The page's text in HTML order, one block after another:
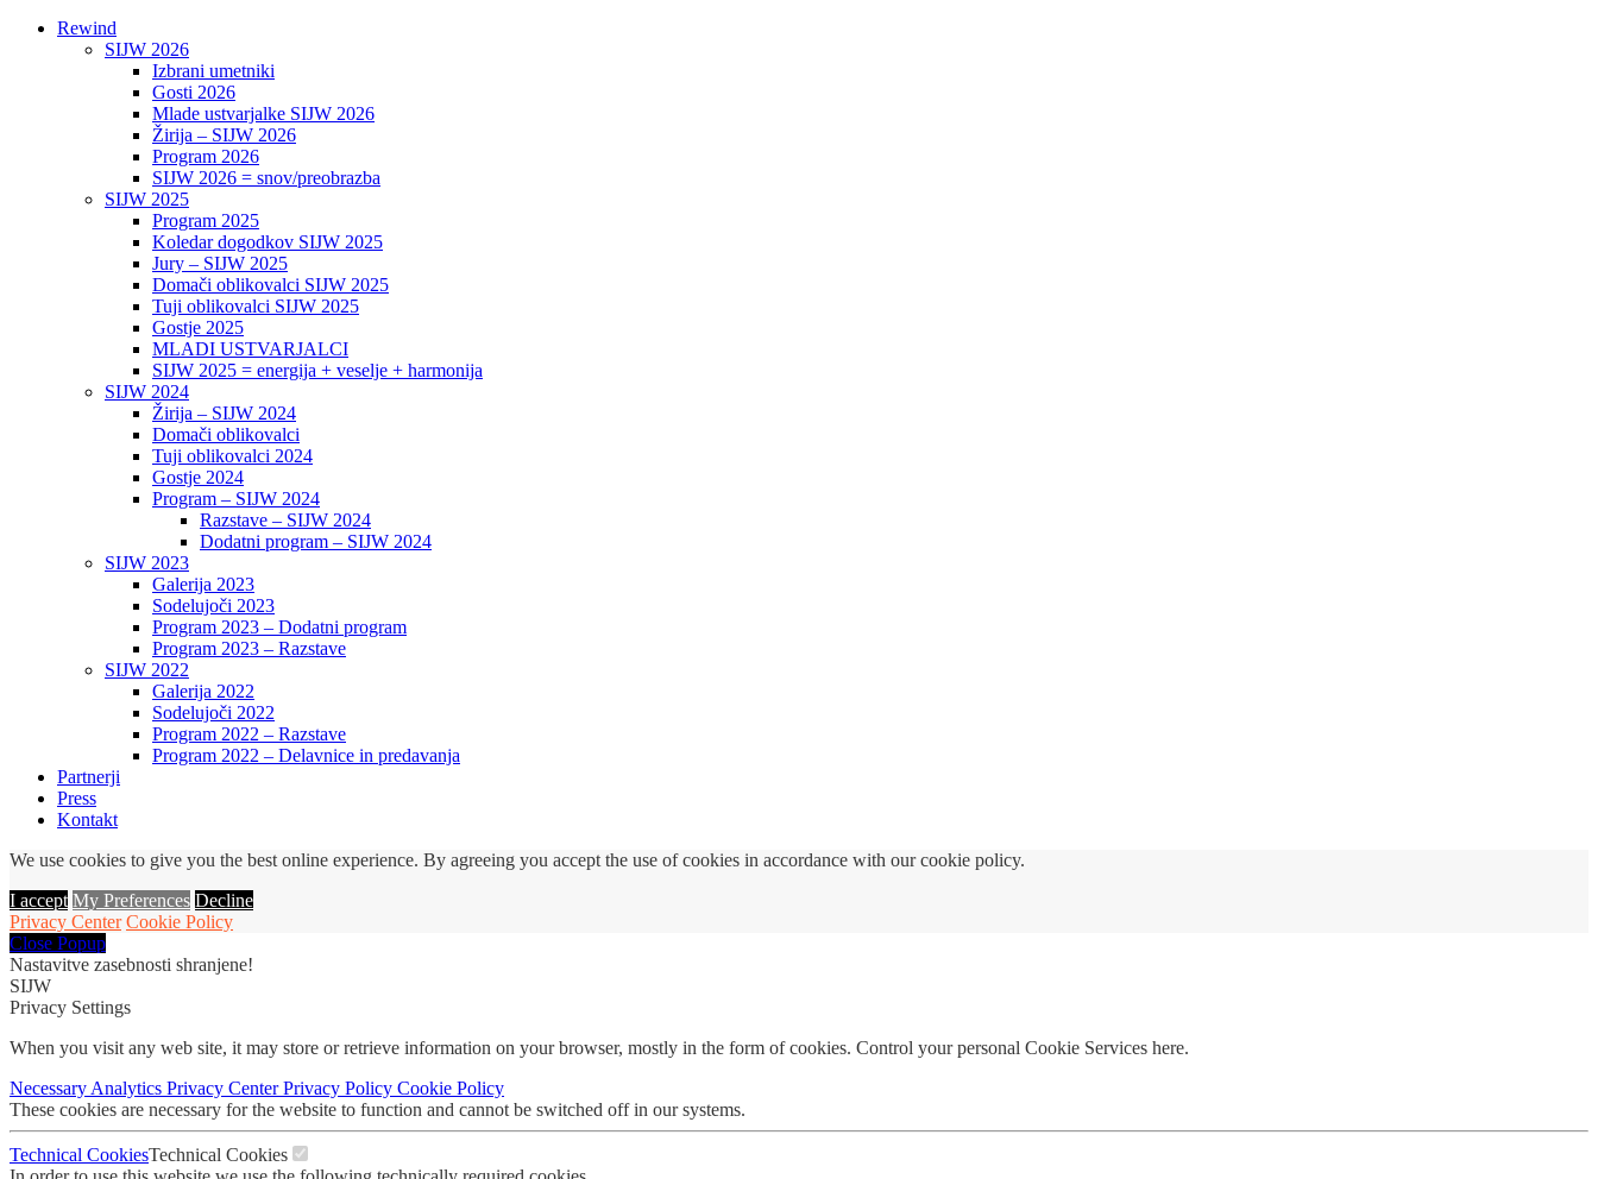
Rewind
SIJW 2026
Izbrani umetniki
Gosti 2026
Mlade ustvarjalke SIJW 2026
Žirija – SIJW 2026
Program 2026
SIJW 2026 = snov/preobrazba
SIJW 2025
Program 2025
Koledar dogodkov SIJW 2025
Jury – SIJW 2025
Domači oblikovalci SIJW 2025
Tuji oblikovalci SIJW 2025
Gostje 2025
MLADI USTVARJALCI
SIJW 2025 = energija + veselje + harmonija
SIJW 2024
Žirija – SIJW 2024
Domači oblikovalci
Tuji oblikovalci 2024
Gostje 2024
Program – SIJW 2024
Razstave – SIJW 2024
Dodatni program – SIJW 2024
SIJW 2023
Galerija 2023
Sodelujoči 2023
Program 2023 – Dodatni program
Program 2023 – Razstave
SIJW 2022
Galerija 2022
Sodelujoči 2022
Program 2022 – Razstave
Program 2022 – Delavnice in predavanja
Partnerji
Press
Kontakt
We use cookies to give you the best online experience. By agreeing you accept the use of cookies in accordance with our cookie policy.
I accept My Preferences Decline
Privacy Center Cookie Policy
Close Popup
Nastavitve zasebnosti shranjene!
SIJW
Privacy Settings
When you visit any web site, it may store or retrieve information on your browser, mostly in the form of cookies. Control your personal Cookie Services here.
NecessaryAnalytics Privacy CenterPrivacy Policy Cookie Policy
These cookies are necessary for the website to function and cannot be switched off in our systems.
Technical CookiesTechnical Cookies